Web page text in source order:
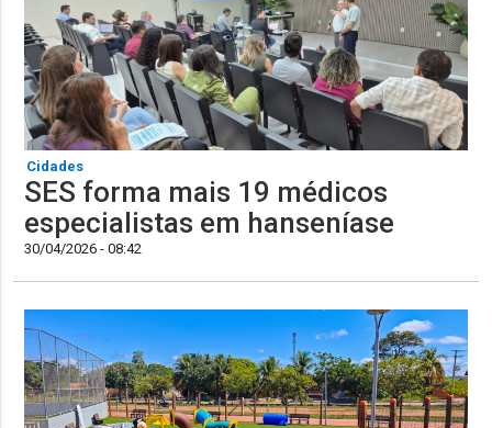
Cidades
SES forma mais 19 médicos
especialistas em hanseníase
30/04/2026 - 08:42